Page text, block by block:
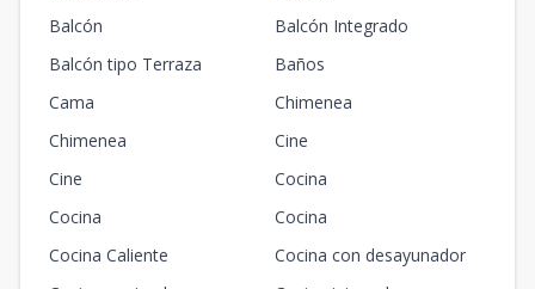
Balcón
Balcón Integrado
Balcón tipo Terraza
Baños
Cama
Chimenea
Chimenea
Cine
Cine
Cocina
Cocina
Cocina
Cocina Caliente
Cocina con desayunador